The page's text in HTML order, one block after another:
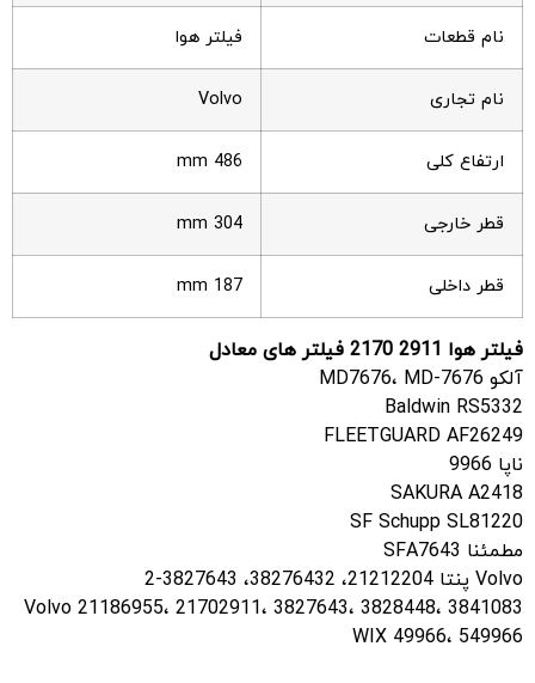
نام قطعات فیلتر هوا
نام تجاری Volvo
ارتفاع کلی 486 mm
قطر خارجی 304 mm
قطر داخلی 187 mm
فیلتر هوا 2911 فیلتر های معادل
آلکو MD7676، MD-7676
Baldwin RS5332
FLEETGUARD AF26249
ناپا 9966
SAKURA A2418
SF Schupp SL81220
مطمئنا SFA7643
Volvo پنتا 21212204، 38276432، 3827643-2
Volvo 21186955، 21702911، 3827643، 3828448، 3841083
WIX 49966، 549966